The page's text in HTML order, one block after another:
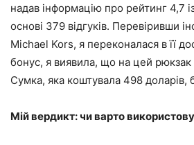
надав інформацію про рейтинг 4,7 із
основі 379 відгуків. Перевіривши
Michael Kors, я переконалася в її
бонус, я виявила, що на цей рюкзак
Сумка, яка коштувала 498 доларів,
Мій вердикт: чи варто